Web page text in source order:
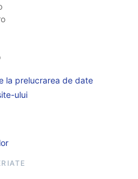
la prelucrarea de date
ului